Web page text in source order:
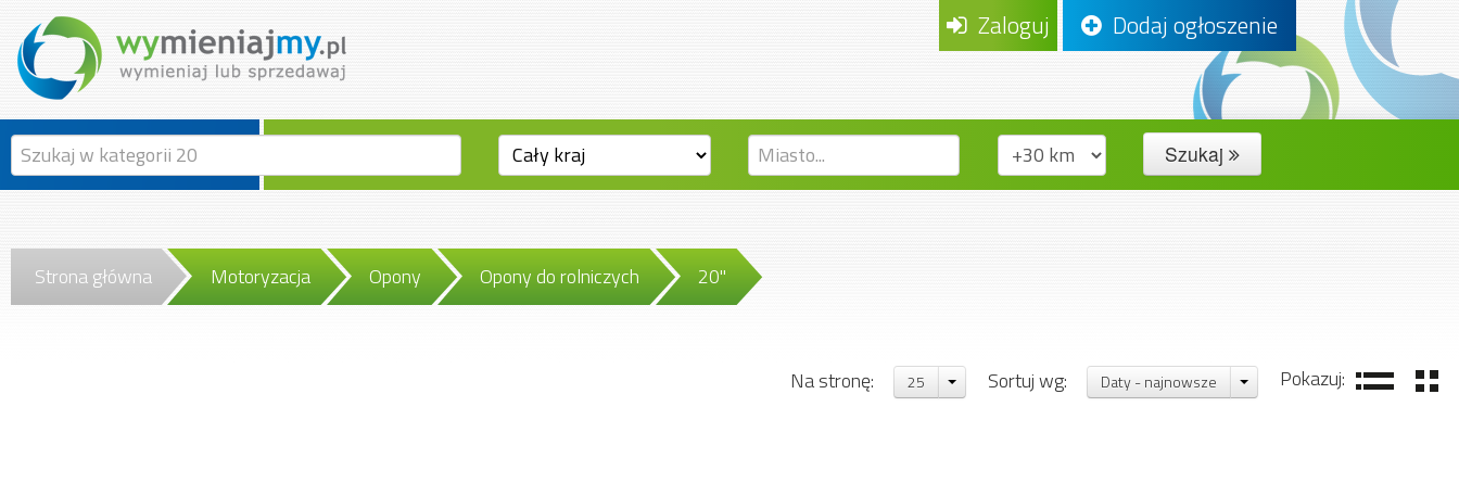
Zaloguj Dodaj ogłoszenie
Szukaj
Strona główna Motoryzacja Opony Opony do rolniczych 20"
Pokazuj:
Sortuj wg: Daty - najnowsze
Na stronę: 25